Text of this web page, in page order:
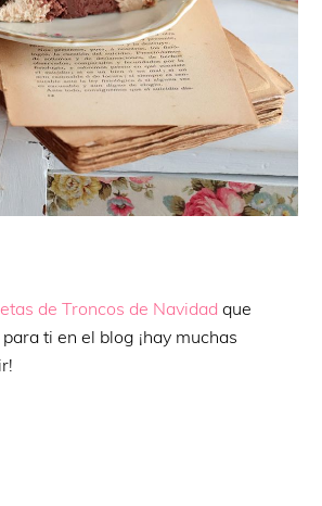
de Troncos de Navidadque
ti en el blog ¡hay muchas